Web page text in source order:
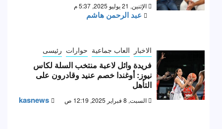
الإثنين, 21 يوليو 2025, 5:37 م
عبد الرحمن هاشم
الاخبار العاب جماعية حوارات رئيسى
فريدة وائل لاعبة منتخب السلة لكاس
نيوز: أوغندا خصم عنيد وقادرون على
التأهل
السبت, 8 فبراير 2025, 12:19 ص kasnews